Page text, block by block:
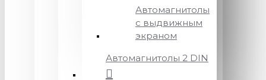
Автомагнитолы
с выдвижным
экраном
Автомагнитолы 2 DIN